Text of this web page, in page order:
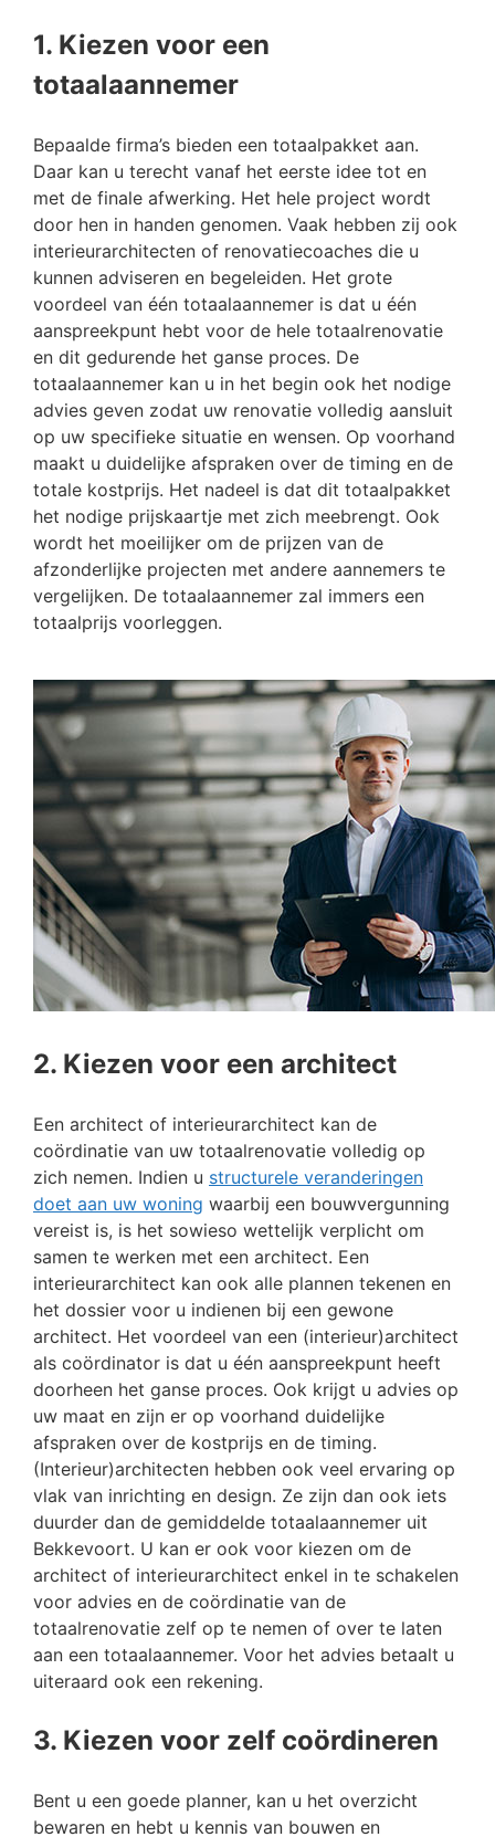
1. Kiezen voor een
totaalaannemer
Bepaalde firma’s bieden een totaalpakket aan.
Daar kan u terecht vanaf het eerste idee tot en
met de finale afwerking. Het hele project wordt
door hen in handen genomen. Vaak hebben zij ook
interieurarchitecten of renovatiecoaches die u
kunnen adviseren en begeleiden. Het grote
voordeel van één totaalaannemer is dat u één
aanspreekpunt hebt voor de hele totaalrenovatie
en dit gedurende het ganse proces. De
totaalaannemer kan u in het begin ook het nodige
advies geven zodat uw renovatie volledig aansluit
op uw specifieke situatie en wensen. Op voorhand
maakt u duidelijke afspraken over de timing en de
totale kostprijs. Het nadeel is dat dit totaalpakket
het nodige prijskaartje met zich meebrengt. Ook
wordt het moeilijker om de prijzen van de
afzonderlijke projecten met andere aannemers te
vergelijken. De totaalaannemer zal immers een
totaalprijs voorleggen.
2. Kiezen voor een architect
Een architect of interieurarchitect kan de
coördinatie van uw totaalrenovatie volledig op
zich nemen. Indien u structurele veranderingen
doet aan uw woning waarbij een bouwvergunning
vereist is, is het sowieso wettelijk verplicht om
samen te werken met een architect. Een
interieurarchitect kan ook alle plannen tekenen en
het dossier voor u indienen bij een gewone
architect. Het voordeel van een (interieur)architect
als coördinator is dat u één aanspreekpunt heeft
doorheen het ganse proces. Ook krijgt u advies op
uw maat en zijn er op voorhand duidelijke
afspraken over de kostprijs en de timing.
(Interieur)architecten hebben ook veel ervaring op
vlak van inrichting en design. Ze zijn dan ook iets
duurder dan de gemiddelde totaalaannemer uit
Bekkevoort. U kan er ook voor kiezen om de
architect of interieurarchitect enkel in te schakelen
voor advies en de coördinatie van de
totaalrenovatie zelf op te nemen of over te laten
aan een totaalaannemer. Voor het advies betaalt u
uiteraard ook een rekening.
3. Kiezen voor zelf coördineren
Bent u een goede planner, kan u het overzicht
bewaren en hebt u kennis van bouwen en